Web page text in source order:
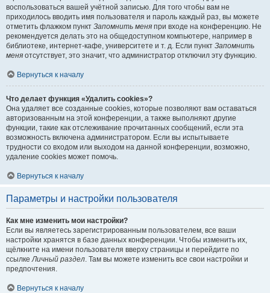
воспользоваться вашей учётной записью. Для того чтобы вам не
приходилось вводить имя пользователя и пароль каждый раз, вы можете
отметить флажком пункт Запомнить меня при входе на конференцию. Не
рекомендуется делать это на общедоступном компьютере, например в
библиотеке, интернет-кафе, университете и т. д. Если пункт Запомнить
меня отсутствует, это значит, что администратор отключил эту функцию.
Вернуться к началу
Что делает функция «Удалить cookies»?
Она удаляет все созданные cookies, которые позволяют вам оставаться
авторизованным на этой конференции, а также выполняют другие
функции, такие как отслеживание прочитанных сообщений, если эта
возможность включена администратором. Если вы испытываете
трудности со входом или выходом на данной конференции, возможно,
удаление cookies может помочь.
Вернуться к началу
Параметры и настройки пользователя
Как мне изменить мои настройки?
Если вы являетесь зарегистрированным пользователем, все ваши
настройки хранятся в базе данных конференции. Чтобы изменить их,
щёлкните на имени пользователя вверху страницы и перейдите по
ссылкеЛичный раздел. Там вы можете изменить все свои настройки и
предпочтения.
Вернуться к началу